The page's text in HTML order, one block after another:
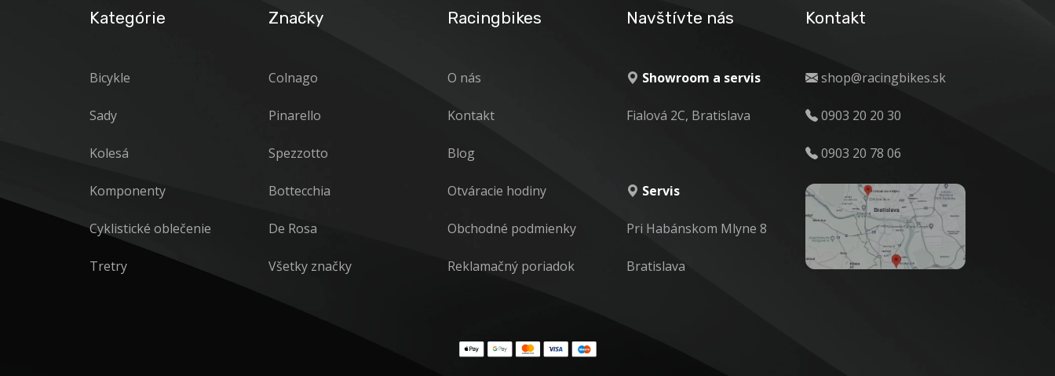
Kategórie
Bicykle
Sady
Kolesá
Komponenty
Cyklistické oblečenie
Tretry
Značky
Colnago
Pinarello
Spezzotto
Bottecchia
De Rosa
Všetky značky
Racingbikes
O nás
Kontakt
Blog
Otváracie hodiny
Obchodné podmienky
Reklamačný poriadok
Navštívte nás
Showroom a servis
Fialová 2C, Bratislava
Servis
Pri Habánskom Mlyne 8
Bratislava
Kontakt
shop@racingbikes.sk
0903 20 20 30
0903 20 78 06